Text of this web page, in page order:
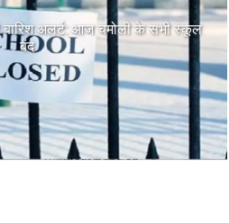
अलर्ट: आज चमोली के सभी स्कूल
बंद